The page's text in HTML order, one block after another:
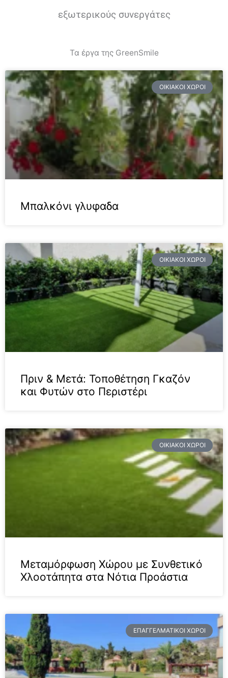
εξωτερικούς συνεργάτες
Τα έργα της GreenSmile
ΟΙΚΙΑΚΟΊ ΧΏΡΟΙ
Μπαλκόνι γλυφαδα
ΟΙΚΙΑΚΟΊ ΧΏΡΟΙ
Πριν & Μετά: Τοποθέτηση Γκαζόν
και Φυτών στο Περιστέρι
ΟΙΚΙΑΚΟΊ ΧΏΡΟΙ
Μεταμόρφωση Χώρου με Συνθετικό
Χλοοτάπητα στα Νότια Προάστια
ΕΠΑΓΓΕΛΜΑΤΙΚΟΊ ΧΏΡΟΙ